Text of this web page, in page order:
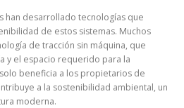
han desarrollado tecnologías que
de estos sistemas. Muchos
de tracción sin máquina, que
y el espacio requerido para la
beneficia a los propietarios de
a la sostenibilidad ambiental, un
moderna.